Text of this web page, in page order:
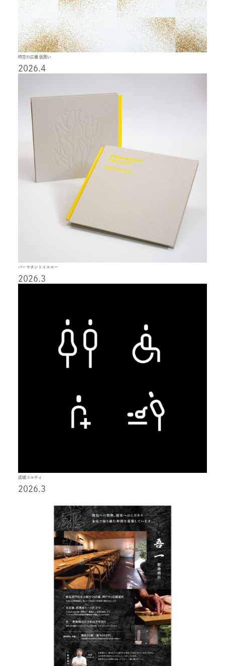
時空の広場 仮囲い
2026.4
パーマネントイエロー
2026.3
成城コルティ
2026.3